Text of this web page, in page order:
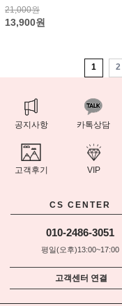
21,000원
13,900원
1 2
공지사항 카톡상담
고객후기 VIP
CS CENTER
010-2486-3051
평일(오후)13:00~17:00
고객센터 연결